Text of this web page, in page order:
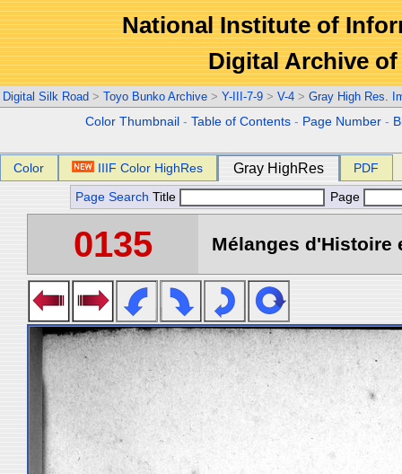
National Institute of
Digital Archive
Digital Silk Road > Toyo Bunko Archive > Y-III-7-9 > V-4 > Gray High Res.
Color Thumbnail -Table of Contents - Page Number -
Color IIIF Color HighRes Gray HighRes PDF
Page Search Title Page
0135 Mélanges d'Histoire